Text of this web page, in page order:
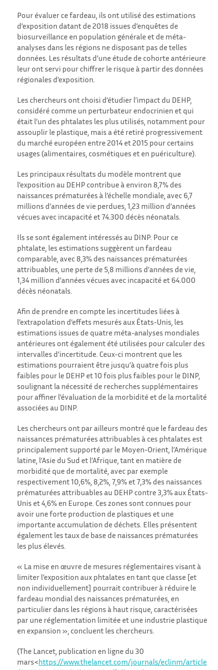
Pour évaluer ce fardeau, ils ont utilisé des estimations
d’exposition datant de 2018 issues d’enquêtes de
biosurveillance en population générale et de méta-
analyses dans les régions ne disposant pas de telles
données. Les résultats d’une étude de cohorte antérieure
leur ont servi pour chiffrer le risque à partir des données
régionales d’exposition.
Les chercheurs ont choisi d’étudier l’impact du DEHP,
considéré comme un perturbateur endocrinien et qui
était l’un des phtalates les plus utilisés, notamment pour
assouplir le plastique, mais a été retiré progressivement
du marché européen entre 2014 et 2015 pour certains
usages (alimentaires, cosmétiques et en puériculture).
Les principaux résultats du modèle montrent que
l’exposition au DEHP contribue à environ 8,7% des
naissances prématurées à l’échelle mondiale, avec 6,7
millions d’années de vie perdues, 1,23 million d’années
vécues avec incapacité et 74.300 décès néonatals.
Ils se sont également intéressés au DINP. Pour ce
phtalate, les estimations suggèrent un fardeau
comparable, avec 8,3% des naissances prématurées
attribuables, une perte de 5,8 millions d’années de vie,
1,34 million d’années vécues avec incapacité et 64.000
décès néonatals.
Afin de prendre en compte les incertitudes liées à
l’extrapolation d’effets mesurés aux États-Unis, les
estimations issues de quatre méta-analyses mondiales
antérieures ont également été utilisées pour calculer des
intervalles d’incertitude. Ceux-ci montrent que les
estimations pourraient être jusqu’à quatre fois plus
faibles pour le DEHP et 10 fois plus faibles pour le DINP,
soulignant la nécessité de recherches supplémentaires
pour affiner l’évaluation de la morbidité et de la mortalité
associées au DINP.
Les chercheurs ont par ailleurs montré que le fardeau des
naissances prématurées attribuables à ces phtalates est
principalement supporté par le Moyen-Orient, l’Amérique
latine, l’Asie du Sud et l’Afrique, tant en matière de
morbidité que de mortalité, avec par exemple
respectivement 10,6%, 8,2%, 7,9% et 7,3% des naissances
prématurées attribuables au DEHP contre 3,3% aux États-
Unis et 4,6% en Europe. Ces zones sont connues pour
avoir une forte production de plastiques et une
importante accumulation de déchets. Elles présentent
également les taux de base de naissances prématurées
les plus élevés.
« La mise en œuvre de mesures réglementaires visant à
limiter l’exposition aux phtalates en tant que classe [et
non individuellement] pourrait contribuer à réduire le
fardeau mondial des naissances prématurées, en
particulier dans les régions à haut risque, caractérisées
par une réglementation limitée et une industrie plastique
en expansion », concluent les chercheurs.
(The Lancet, publication en ligne du 30
mars<https://www.thelancet.com/journals/eclinm/article